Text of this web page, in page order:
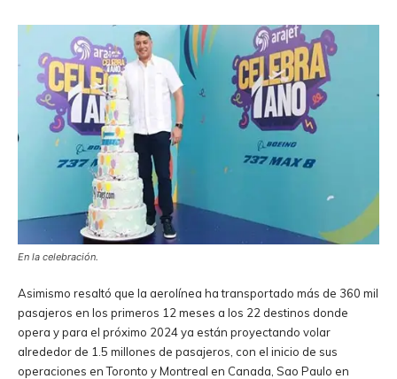
En la celebración.
Asimismo resaltó que la aerolínea ha transportado más de 360 mil
pasajeros en los primeros 12 meses a los 22 destinos donde
opera y para el próximo 2024 ya están proyectando volar
alrededor de 1.5 millones de pasajeros, con el inicio de sus
operaciones en Toronto y Montreal en Canada, Sao Paulo en